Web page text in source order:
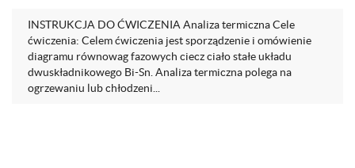
INSTRUKCJA DO ĆWICZENIA Analiza termiczna Cele
ćwiczenia: Celem ćwiczenia jest sporządzenie i omówienie
diagramu równowag fazowych ciecz ciało stałe układu
dwuskładnikowego Bi-Sn. Analiza termiczna polega na
ogrzewaniu lub chłodzeni...